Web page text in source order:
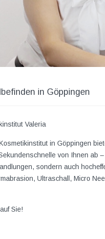
in Göppingen
Valeria
in Göppingen
von Ihnen ab
sondern auch
Ultraschall, Micro
Sie!